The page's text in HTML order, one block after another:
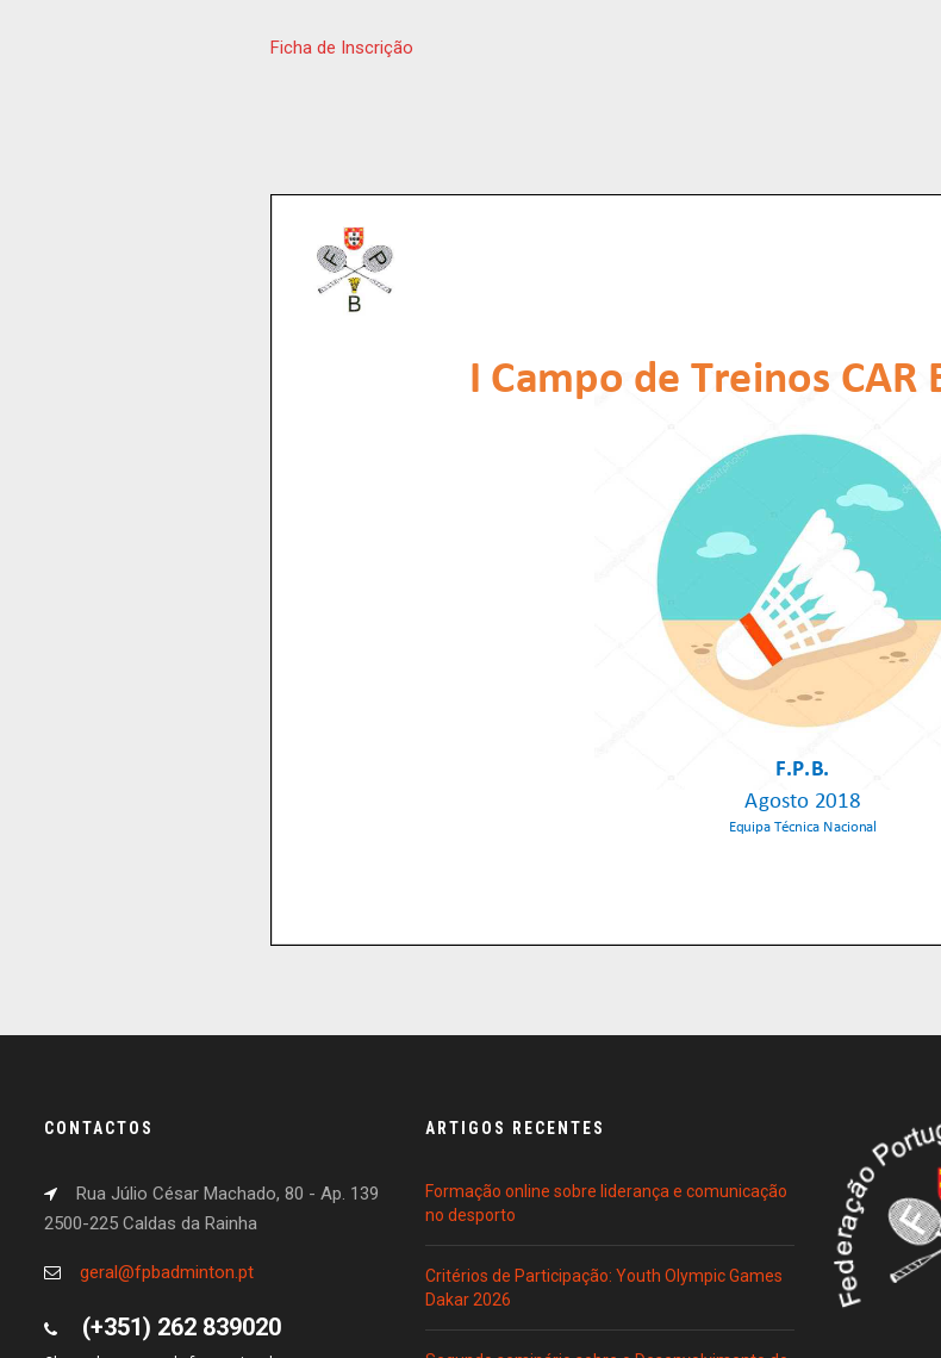
Ficha de Inscrição
CONTACTOS
Rua Júlio César Machado, 80 - Ap. 139
2500-225 Caldas da Rainha
geral@fpbadminton.pt
(+351) 262 839020
ARTIGOS RECENTES
Formação online sobre liderança e comunicação
no desporto
Critérios de Participação: Youth Olympic Games
Dakar 2026